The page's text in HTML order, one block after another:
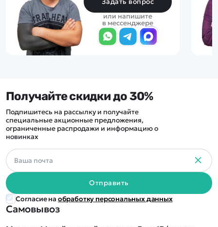
или напишите
в мессенджере
Самовывоз
Получайте скидки до 30%
Подпишитесь на рассылку и получайте
специальные акционные предложения,
ограниченные распродажи и информацию о
новинках
Отправить
Согласие на обработку персональных данных